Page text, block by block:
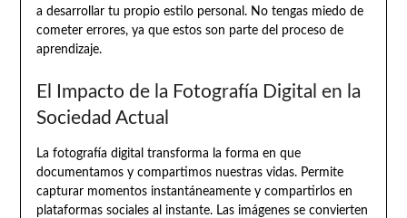
a desarrollar tu propio estilo personal. No tengas miedo de
cometer errores, ya que estos son parte del proceso de
aprendizaje.
El Impacto de la Fotografía Digital en la
Sociedad Actual
La fotografía digital transforma la forma en que
documentamos y compartimos nuestras vidas. Permite
capturar momentos instantáneamente y compartirlos en
plataformas sociales al instante. Las imágenes se convierten